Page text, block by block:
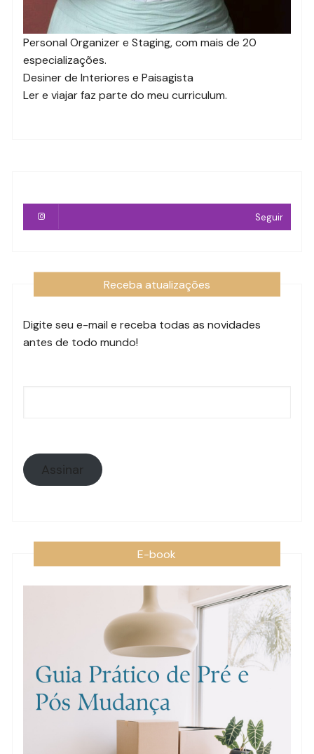
Personal Organizer e Staging, com mais de 20
especializações.
Desiner de Interiores e Paisagista
Ler e viajar faz parte do meu curriculum.
Seguir
Receba atualizações
Digite seu e-mail e receba todas as novidades
antes de todo mundo!
Assinar
E-book